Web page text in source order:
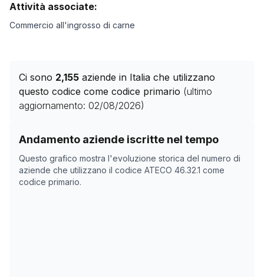
Attività associate:
Commercio all'ingrosso di carne
Ci sono 2,155 aziende in Italia che utilizzano
questo codice come codice primario (ultimo
aggiornamento: 02/08/2026)
Andamento aziende iscritte nel tempo
Questo grafico mostra l'evoluzione storica del numero di
aziende che utilizzano il codice ATECO 46.32.1 come
codice primario.
Storico numero di aziende con codice ATECO
Data rilevazione
28/04/2025
2203
03/11/2025